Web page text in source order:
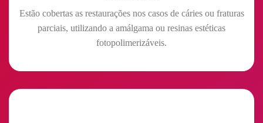
Estão cobertas as restaurações nos casos de cáries ou fraturas
parciais, utilizando a amálgama ou resinas estéticas
fotopolimerizáveis.